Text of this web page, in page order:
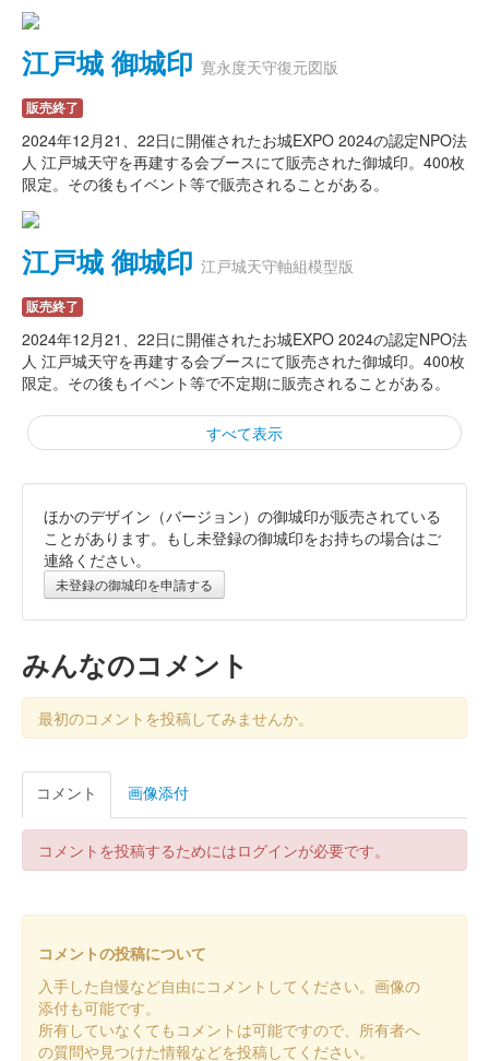
江戸城 御城印 寛永度天守復元図版
販売終了
2024年12月21、22日に開催されたお城EXPO 2024の認定NPO法
人 江戸城天守を再建する会ブースにて販売された御城印。400枚
限定。その後もイベント等で販売されることがある。
江戸城 御城印 江戸城天守軸組模型版
販売終了
2024年12月21、22日に開催されたお城EXPO 2024の認定NPO法
人 江戸城天守を再建する会ブースにて販売された御城印。400枚
限定。その後もイベント等で不定期に販売されることがある。
すべて表示
江戸城 墨箔印 お城EXPO 2024版
販売終了
2024年12月21、22日に開催されたお城EXPO 2024にて販売され
た御城印。
江戸城 御城印 城の日限定版
東京国立博物館のTNM & TOPPAN ミュージアムシアターで再上
演されたVR作品『江戸城の天守』の観覧者に令和6年4月6日の城
の日を記念して無料配布された御城印。以前発行されたものと同
デザインだが……
墨城印 江戸城
戦国武将EXPO 2025の会場内、戦国魂ブースで販売された御城
ほかのデザイン（バージョン）の御城印が販売されている
ことがあります。もし未登録の御城印をお持ちの場合はご
連絡ください。
未登録の御城印を申請する
みんなのコメント
最初のコメントを投稿してみませんか。
コメント 画像添付
コメントを投稿するためにはログインが必要です。
コメントの投稿について
入手した自慢など自由にコメントしてください。画像の
添付も可能です。
所有していなくてもコメントは可能ですので、所有者へ
の質問や見つけた情報などを投稿してください。